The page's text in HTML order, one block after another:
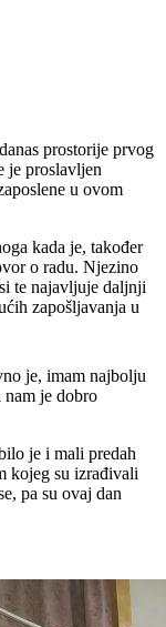
prostorije prvog
je proslavljen
u ovom
kada je, također
o radu. Njezino
te najavljuje daljnji
zapošljavanja u
je, imam najbolju
nam je dobro
je i mali predah
kojeg su izrađivali
pa su ovaj dan